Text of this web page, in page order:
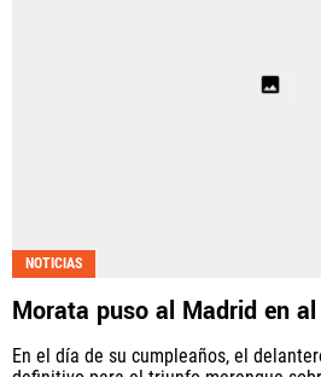
NOTICIAS
Morata puso al Madrid en
En el día de su cumpleaños, el